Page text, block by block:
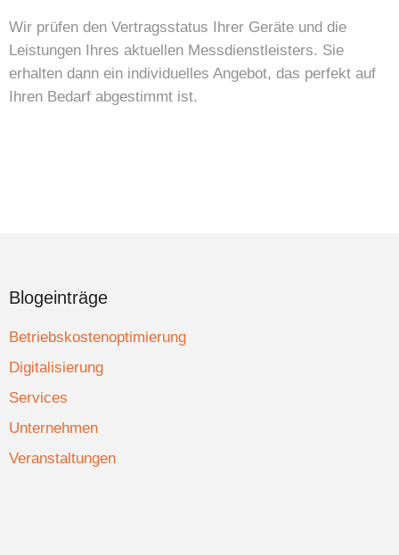
Wir prüfen den Vertragsstatus Ihrer Geräte und die
Leistungen Ihres aktuellen Messdienstleisters. Sie
erhalten dann ein individuelles Angebot, das perfekt auf
Ihren Bedarf abgestimmt ist.
Blogeinträge
Betriebskostenoptimierung
Digitalisierung
Services
Unternehmen
Veranstaltungen